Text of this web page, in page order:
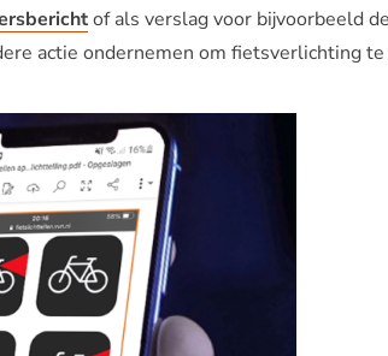
of als verslag voor bijvoorbeeld
actie ondernemen om fietsverlichting